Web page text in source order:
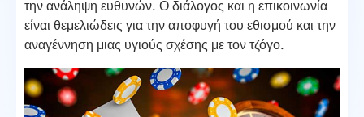
την ανάληψη ευθυνών. Ο διάλογος και η επικοινωνία
είναι θεμελιώδεις για την αποφυγή του εθισμού και την
αναγέννηση μιας υγιούς σχέσης με τον τζόγο.